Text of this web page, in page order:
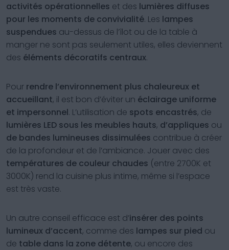
activités opérationnelles et des lumières diffuses
pour les moments de convivialité. Les lampes
suspendues au-dessus de l’îlot ou de la table à
manger ne sont pas seulement utiles, elles deviennent
des éléments décoratifs centraux.
Pour rendre l’environnement plus chaleureux et
accueillant, il est bon d’éviter un éclairage uniforme
et impersonnel. L’utilisation de spots encastrés, de
lumières LED sous les meubles hauts, d’appliques ou
de bandes lumineuses dissimulées contribue à créer
de la profondeur et de l’ambiance. Jouer avec des
températures de couleur chaudes (entre 2700K et
3000K) rend la cuisine plus intime, même si l’espace
est très vaste.
Un autre conseil efficace est d’insérer des points
lumineux d’accent, comme des lampes sur pied ou
de table dans la zone détente, ou encore des